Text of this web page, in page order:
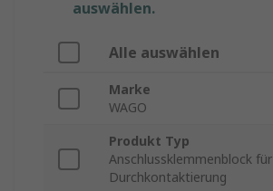
auswählen.
Alle auswählen
Marke
WAGO
Produkt Typ
Anschlussklemmenblock für
Durchkontaktierung